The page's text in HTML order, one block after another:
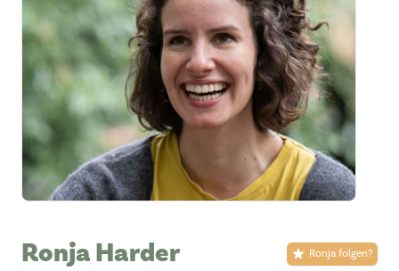
Ronja Harder Ronja folgen?